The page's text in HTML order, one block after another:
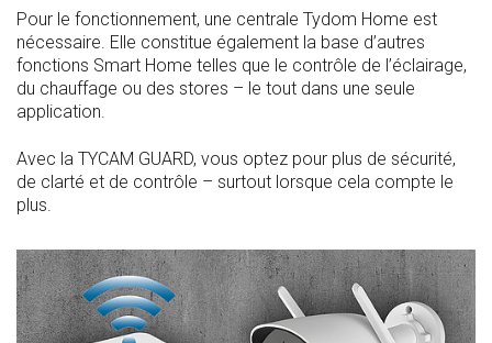
Pour le fonctionnement, une centrale Tydom Home est
nécessaire. Elle constitue également la base d’autres
fonctions Smart Home telles que le contrôle de l’éclairage,
du chauffage ou des stores – le tout dans une seule
application.
Avec la TYCAM GUARD, vous optez pour plus de sécurité,
de clarté et de contrôle – surtout lorsque cela compte le
plus.